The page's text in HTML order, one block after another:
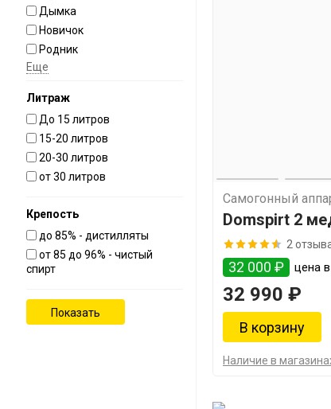
Дымка
Новичок
Родник
Еще
Литраж
До 15 литров
15-20 литров
20-30 литров
от 30 литров
Крепость
до 85% - дистилляты
от 85 до 96% - чистый
спирт
Самогонный
Domspirt 2
2
32 000 ₽ цена
32 990 ₽
Наличие в